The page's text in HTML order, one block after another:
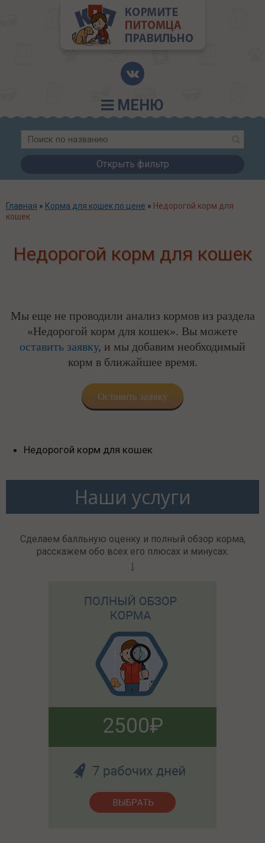
МЕНЮ
Открыть фильтр
Главная » Корма для кошек по цене » Недорогой корм для
кошек
Недорогой корм для кошек
Мы еще не проводили анализ кормов из раздела
«Недорогой корм для кошек». Вы можете
оставить заявку, и мы добавим необходимый
корм в ближайшее время.
Оставить заявку
Недорогой корм для кошек
Наши услуги
Сделаем балльную оценку и полный обзор корма,
расскажем обо всех его плюсах и минусах.
2500